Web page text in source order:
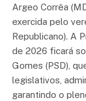
Argeo Corrêa
exercida pelo
Republicano). A
de 2026 ficará
Gomes (PSD),
legislativos,
garantindo o